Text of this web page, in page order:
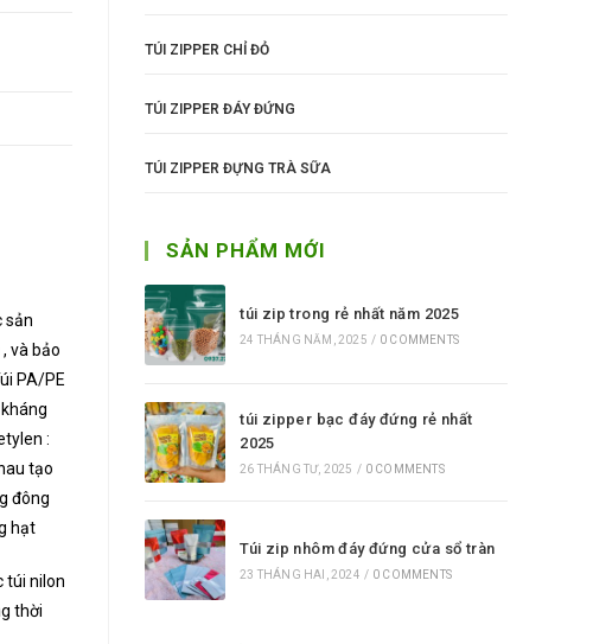
sản
và bảo
PA/PE
:
tạo
đông
hạt
túi nilon
thời
TÚI ZIPPER CHỈ ĐỎ
TÚI ZIPPER ĐÁY ĐỨNG
TÚI ZIPPER ĐỰNG TRÀ SỮA
SẢN PHẨM MỚI
túi zip trong rẻ nhất năm 2025
24 THÁNG NĂM, 2025 / 0 COMMENTS
túi zipper bạc đáy đứng rẻ nhất
2025
26 THÁNG TƯ, 2025 / 0 COMMENTS
Túi zip nhôm đáy đứng cửa sổ tràn
23 THÁNG HAI, 2024 / 0 COMMENTS